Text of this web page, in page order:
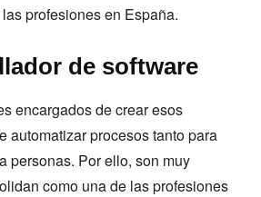
profesiones en España.
de software
encargados de crear esos
automatizar procesos tanto para
personas. Por ello, son muy
como una de las profesiones